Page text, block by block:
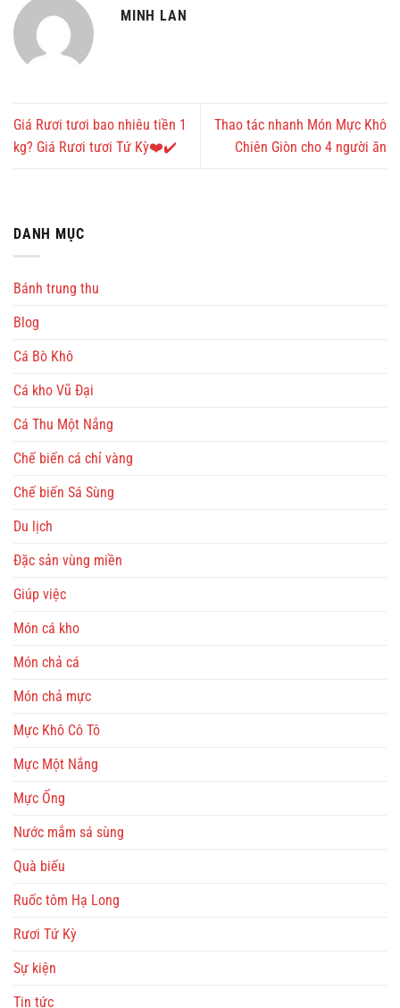
MINH LAN
Giá Rươi tươi bao nhiêu tiền 1
kg? Giá Rươi tươi Tứ Kỳ❤️✔️
Thao tác nhanh Món Mực Khô
Chiên Giòn cho 4 người ăn
DANH MỤC
Bánh trung thu
Blog
Cá Bò Khô
Cá kho Vũ Đại
Cá Thu Một Nắng
Chế biến cá chỉ vàng
Chế biến Sá Sùng
Du lịch
Đặc sản vùng miền
Giúp việc
Món cá kho
Món chả cá
Món chả mực
Mực Khô Cô Tô
Mực Một Nắng
Mực Ống
Nước mắm sá sùng
Quà biếu
Ruốc tôm Hạ Long
Rươi Tứ Kỳ
Sự kiện
Tin tức